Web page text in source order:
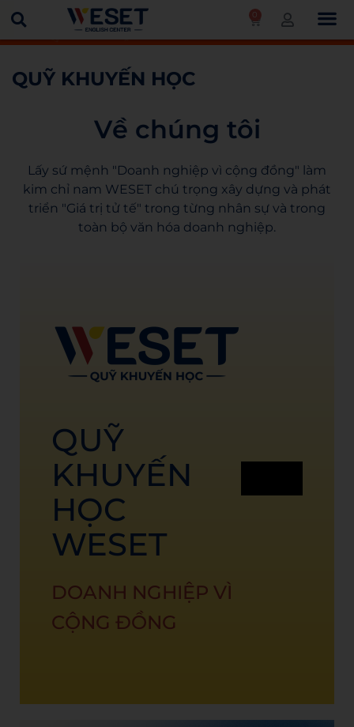
0
Trang chủ Quỹ khuyến học
QUỸ KHUYẾN HỌC
Về chúng tôi
Lấy sứ mệnh "Doanh nghiệp vì cộng đồng" làm
kim chỉ nam WESET chú trọng xây dựng và phát
triển "Giá trị tử tế" trong từng nhân sự và trong
toàn bộ văn hóa doanh nghiệp.
QUỸ
KHUYẾN
HỌC
WESET
DOANH NGHIỆP VÌ
CỘNG ĐỒNG